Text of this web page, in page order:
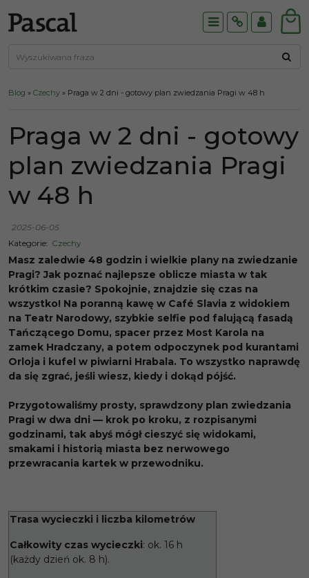
MenuInfoPanel
Blog » Czechy » Praga w 2 dni - gotowy plan zwiedzania Pragi w 48 h
Praga w 2 dni - gotowy
plan zwiedzania Pragi
w 48 h
2025-06-05
Kategorie: Czechy
Masz zaledwie 48 godzin i wielkie plany na zwiedzanie
Pragi? Jak poznać najlepsze oblicze miasta w tak
krótkim czasie? Spokojnie, znajdzie się czas na
wszystko! Na poranną kawę w Café Slavia z widokiem
na Teatr Narodowy, szybkie selfie pod falującą fasadą
Tańczącego Domu, spacer przez Most Karola na
zamek Hradczany, a potem odpoczynek pod kurantami
Orloja i kufel w piwiarni Hrabala. To wszystko naprawdę
da się zgrać, jeśli wiesz, kiedy i dokąd pójść.
Przygotowaliśmy prosty, sprawdzony plan zwiedzania
Pragi w dwa dni — krok po kroku, z rozpisanymi
godzinami, tak abyś mógł cieszyć się widokami,
smakami i historią miasta bez nerwowego
przewracania kartek w przewodniku.
Trasa wycieczki i liczba kilometrów
Całkowity czas wycieczki: ok. 16 h
(każdy dzień ok. 8 h).